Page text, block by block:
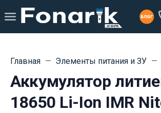
Главная Элементы питания и ЗУ
Аккумулятор
18650 Li-Ion IMR